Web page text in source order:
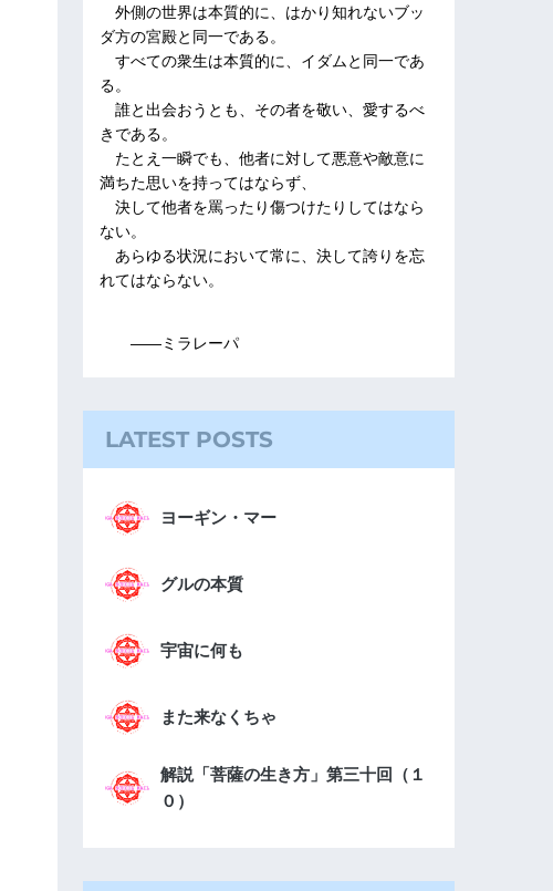
外側の世界は本質的に、はかり知れないブッ
ダ方の宮殿と同一である。
すべての衆生は本質的に、イダムと同一であ
る。
誰と出会おうとも、その者を敬い、愛するべ
きである。
たとえ一瞬でも、他者に対して悪意や敵意に
満ちた思いを持ってはならず、
決して他者を罵ったり傷つけたりしてはなら
ない。
あらゆる状況において常に、決して誇りを忘
れてはならない。
――ミラレーパ
LATEST POSTS
ヨーギン・マー
グルの本質
宇宙に何も
また来なくちゃ
解説「菩薩の生き方」第三十回（１
０）